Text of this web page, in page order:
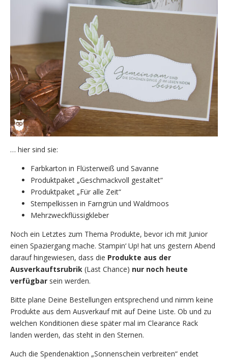
… hier sind sie:
Farbkarton in Flüsterweiß und Savanne
Produktpaket „Geschmackvoll gestaltet“
Produktpaket „Für alle Zeit“
Stempelkissen in Farngrün und Waldmoos
Mehrzweckflüssigkleber
Noch ein Letztes zum Thema Produkte, bevor ich mit Junior
einen Spaziergang mache. Stampin‘ Up! hat uns gestern Abend
darauf hingewiesen, dass die Produkte aus der
Ausverkauftsrubrik (Last Chance) nur noch heute
verfügbar sein werden.
Bitte plane Deine Bestellungen entsprechend und nimm keine
Produkte aus dem Ausverkauf mit auf Deine Liste. Ob und zu
welchen Konditionen diese später mal im Clearance Rack
landen werden, das steht in den Sternen.
Auch die Spendenaktion „Sonnenschein verbreiten“ endet